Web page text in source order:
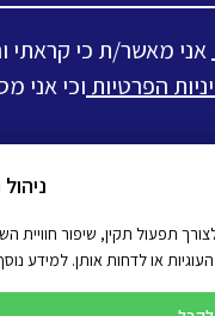
אני מאשר/ת כי קראתי
הפרטיות וכי אני
תפעול תקין, שיפור חוויית
או לדחות אותן. למידע